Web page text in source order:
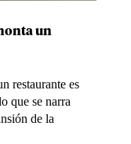
un
restaurante es
que se narra
de la